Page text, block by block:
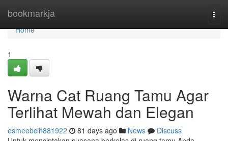
bookmarkja
Home
Home
1
Warna Cat Ruang Tamu Agar
Terlihat Mewah dan Elegan
esmeebcih881922 81 days ago News
Discuss